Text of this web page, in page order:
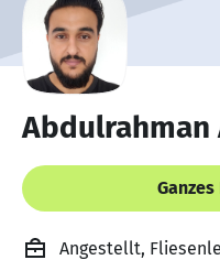
Abdulrahman
Angestellt,